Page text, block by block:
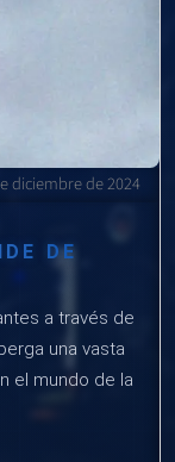
diciembre de 2024
DE
a través de
una vasta
el mundo de la